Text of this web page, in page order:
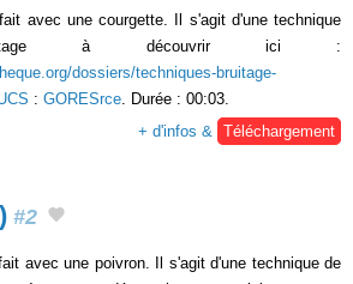
avec une courgette. Il s'agit d'une technique
à découvrir ici :
dossiers/techniques-bruitage-
: GORESrce . Durée : 00:03.
+ d'infos &
Téléchargement
#2
avec une poivron. Il s'agit d'une technique de